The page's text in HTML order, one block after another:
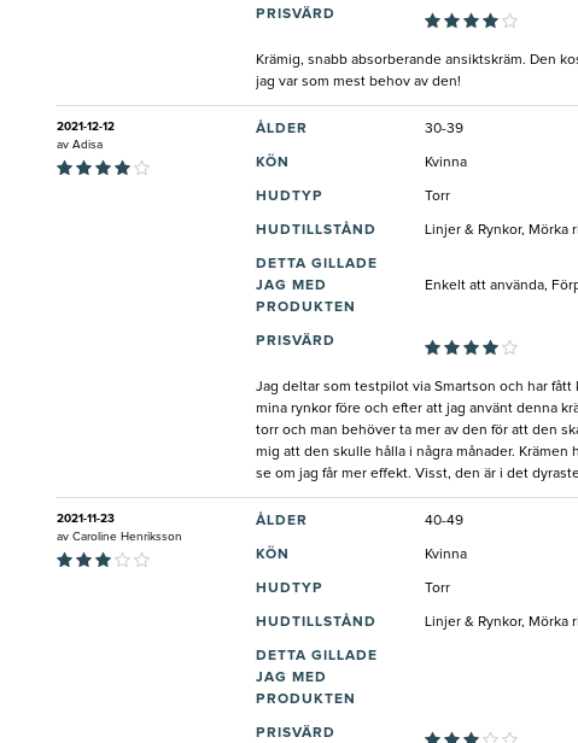
PRISVÄRD
Krämig, snabb absorberande ansiktskräm. Den
jag var som mest behov av den!
2021-12-12
av Adisa
ÅLDER 30-39
KÖN Kvinna
HUDTYP Torr
HUDTILLSTÅND Linjer & Rynkor, Mörka
DETTA GILLADE
JAG MED
PRODUKTEN
Enkelt att använda,
PRISVÄRD
Jag deltar som testpilot via Smartson och har
mina rynkor före och efter att jag använt denna
torr och man behöver ta mer av den för att den
mig att den skulle hålla i några månader.
se om jag får mer effekt. Visst, den är i det
2021-11-23
av Caroline Henriksson
ÅLDER 40-49
KÖN Kvinna
HUDTYP Torr
HUDTILLSTÅND Linjer & Rynkor,
DETTA GILLADE
JAG MED
PRODUKTEN
PRISVÄRD